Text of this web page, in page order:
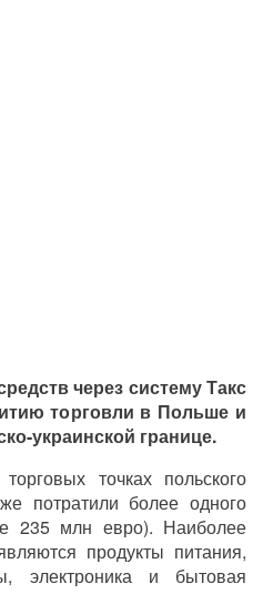
через систему Такс
торговли в Польше и
украинской границе.
точках польского
потратили более одного
235 млн евро). Наиболее
продукты питания,
электроника и бытовая